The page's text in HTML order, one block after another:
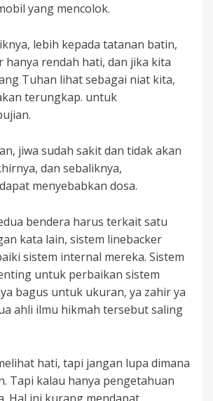
yang mencolok.
lebih kepada tatanan batin,
hanya rendah hati, dan jika kita
Tuhan lihat sebagai niat kita,
terungkap. untuk
jiwa sudah sakit dan tidak akan
dan sebaliknya,
menyebabkan dosa.
bendera harus terkait satu
kata lain, sistem linebacker
sistem internal mereka. Sistem
untuk perbaikan sistem
bagus untuk ukuran, ya zahir ya
ahli ilmu hikmah tersebut saling
hati, tapi jangan lupa dimana
Tapi kalau hanya pengetahuan